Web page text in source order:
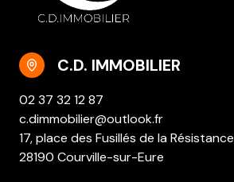
C.D. IMMOBILIER
02 37 32 12 87
c.dimmobilier@outlook.fr
17, place des Fusillés de la Résistance
28190 Courville-sur-Eure